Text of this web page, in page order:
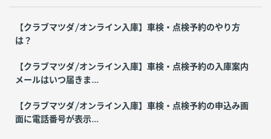
【クラブマツダ/オンライン入庫】車検・点検予約のやり方
は？
【クラブマツダ/オンライン入庫】車検・点検予約の入庫案内
メールはいつ届きま...
【クラブマツダ/オンライン入庫】車検・点検予約の申込み画
面に電話番号が表示...